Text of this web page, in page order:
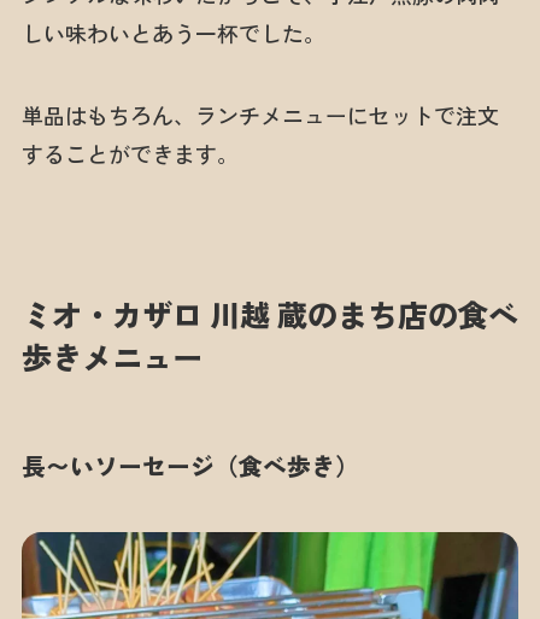
しい味わいとあう一杯でした。
単品はもちろん、ランチメニューにセットで注文
することができます。
ミオ・カザロ 川越 蔵のまち店の食べ
歩きメニュー
長〜いソーセージ（食べ歩き）